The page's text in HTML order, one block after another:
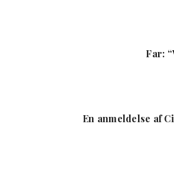
Far:
En anmeldelse af